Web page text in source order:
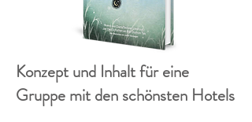
Konzept und Inhalt für eine
Gruppe mit den schönsten Hotels